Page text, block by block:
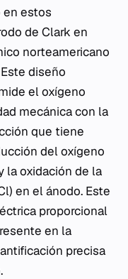
en estos
de Clark en
norteamericano
diseño
el oxígeno
mecánica con la
que tiene
del oxígeno
la oxidación de la
en el ánodo. Este
proporcional
en la
precisa